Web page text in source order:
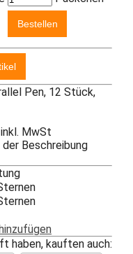
Pen, 12 Stück,
MwSt
Beschreibung
haben, kauften auch: